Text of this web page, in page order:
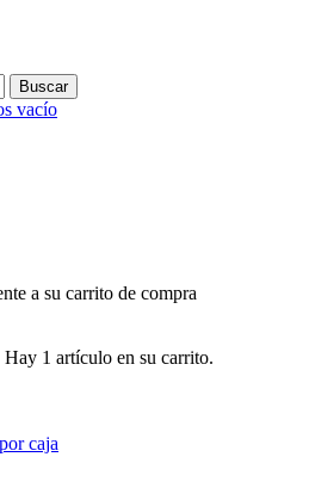
Buscar
vacío
a su carrito de compra
Hay 1 artículo en su carrito.
caja